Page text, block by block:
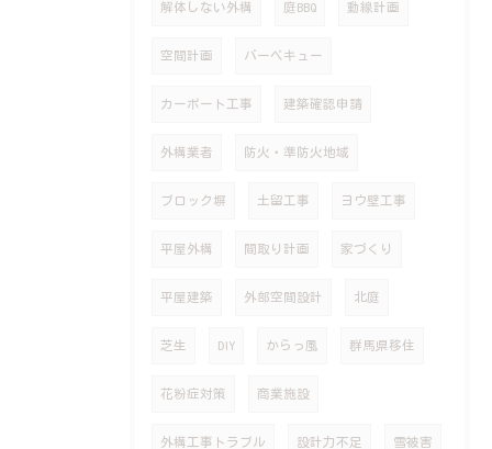
解体しない外構 庭BBQ 動線計画
空間計画 バーベキュー
カーポート工事 建築確認申請
外構業者 防火・準防火地域
ブロック塀 土留工事 ヨウ壁工事
平屋外構 間取り計画 家づくり
平屋建築 外部空間設計 北庭
芝生 DIY からっ風 群馬県移住
花粉症対策 商業施設
外構工事トラブル 設計力不足 雪被害